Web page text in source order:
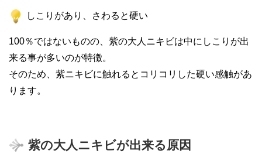
しこりがあり、さわると硬い
100％ではないものの、紫の大人ニキビは中にしこりが出
来る事が多いのが特徴。
そのため、紫ニキビに触れるとコリコリした硬い感触があ
ります。
紫の大人ニキビが出来る原因